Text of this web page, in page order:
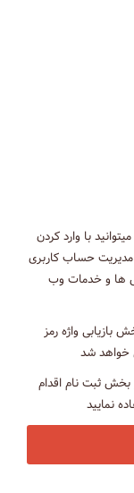
با وارد کردن
مدیریت حساب کاربری
ها و خدمات وب
بازیابی واژه رمز
خواهد شد
ثبت نام اقدام
نمایید